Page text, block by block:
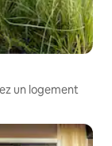
un logement